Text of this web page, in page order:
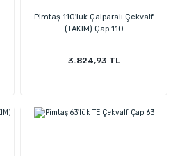
Pimtaş 110'luk Çalparalı Çekvalf
(TAKIM) Çap 110
3.824,93 TL